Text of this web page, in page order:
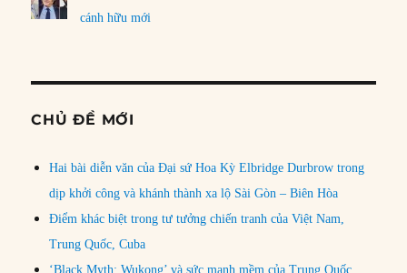
cánh hữu mới
CHỦ ĐỀ MỚI
Hai bài diễn văn của Đại sứ Hoa Kỳ Elbridge Durbrow trong
dịp khởi công và khánh thành xa lộ Sài Gòn – Biên Hòa
Điểm khác biệt trong tư tưởng chiến tranh của Việt Nam,
Trung Quốc, Cuba
‘Black Myth: Wukong’ và sức mạnh mềm của Trung Quốc